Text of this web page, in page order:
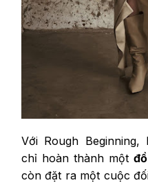
Với Rough
chỉ hoàn thành một
còn đặt ra một cuộc